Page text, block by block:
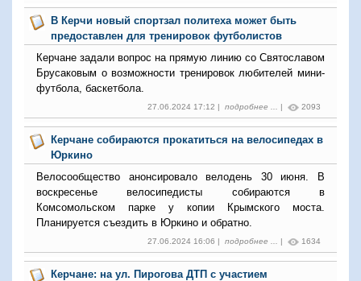
В Керчи новый спортзал политеха может быть
предоставлен для тренировок футболистов
Керчане задали вопрос на прямую линию со Святославом
Брусаковым о возможности тренировок любителей мини-
футбола, баскетбола.
27.06.2024 17:12 | подробнее ... | 2093
Керчане собираются прокатиться на велосипедах в
Юркино
Велосообщество анонсировало велодень 30 июня. В
воскресенье велосипедисты собираются в
Комсомольском парке у копии Крымского моста.
Планируется съездить в Юркино и обратно.
27.06.2024 16:06 | подробнее ... | 1634
Керчане: на ул. Пирогова ДТП с участием